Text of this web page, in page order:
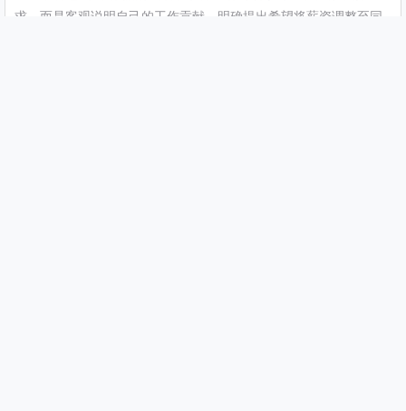
求，而是客观说明自己的工作贡献，明确提出希望将薪资调整至同